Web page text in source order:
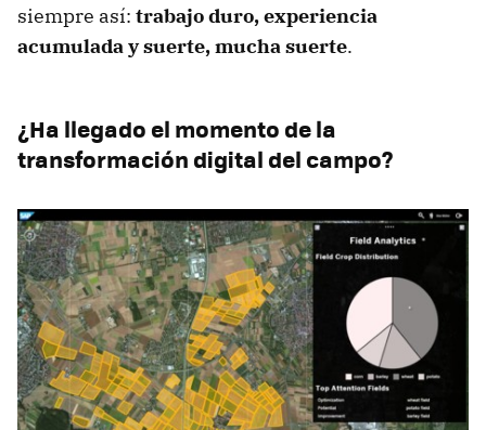
siempre así: trabajo duro, experiencia
acumulada y suerte, mucha suerte.
¿Ha llegado el momento de la
transformación digital del campo?